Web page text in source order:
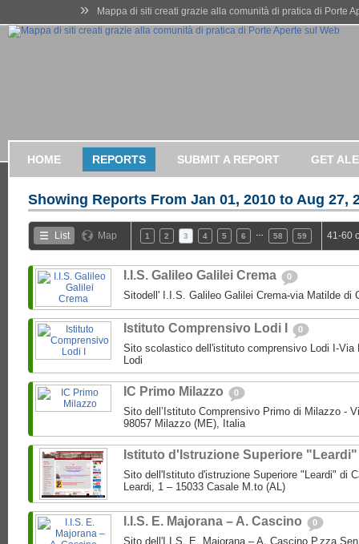
» Mappa di siti creati grazie alla comunità di pratica di Porte
HOME REPORTS SUBMIT A REPORT GET
Showing Reports From Jan 01, 2010 to Aug 27,
List Map 1 2 3 4 5 6 58 59 41-60
I.I.S. Galileo Galilei Crema 0
Sitodell' I.I.S. Galileo Galilei Crema-via Matilde di
Istituto Comprensivo Lodi I 0
Sito scolastico dell'istituto comprensivo Lodi I-Via
Lodi
IC Primo Milazzo 0
Sito dell’Istituto Comprensivo Primo di Milazzo -
98057 Milazzo (ME), Italia
Istituto d'Istruzione Superiore
Sito dell'Istituto d'istruzione Superiore "Leardi" di
Leardi, 1 – 15033 Casale M.to (AL)
I.I.S. E. Majorana – A. Cascino 0
Sito dell'I.I.S. E. Majorana – A. Cascino P.zza